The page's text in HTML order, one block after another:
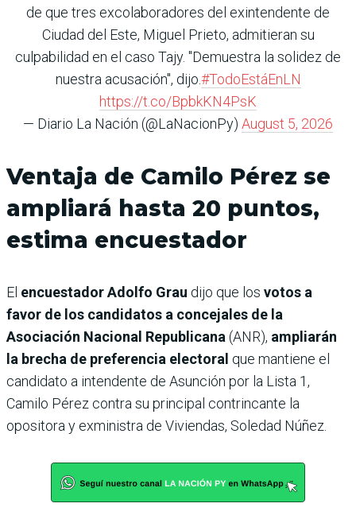
de que tres excolaboradores del exintendente de
Ciudad del Este, Miguel Prieto, admitieran su
culpabilidad en el caso Tajy. "Demuestra la solidez de
nuestra acusación", dijo.#TodoEstáEnLN
https://t.co/BpbkKN4PsK
— Diario La Nación (@LaNacionPy) August 5, 2026
Ventaja de Camilo Pérez se
ampliará hasta 20 puntos,
estima encuestador
El encuestador Adolfo Grau dijo que los votos a
favor de los candidatos a concejales de la
Asociación Nacional Republicana(ANR), ampliarán
la brecha de preferencia electoral que mantiene el
candidato a intendente de Asunción por la Lista 1,
Camilo Pérez contra su principal contrincante la
opositora y exministra de Viviendas, Soledad Núñez.